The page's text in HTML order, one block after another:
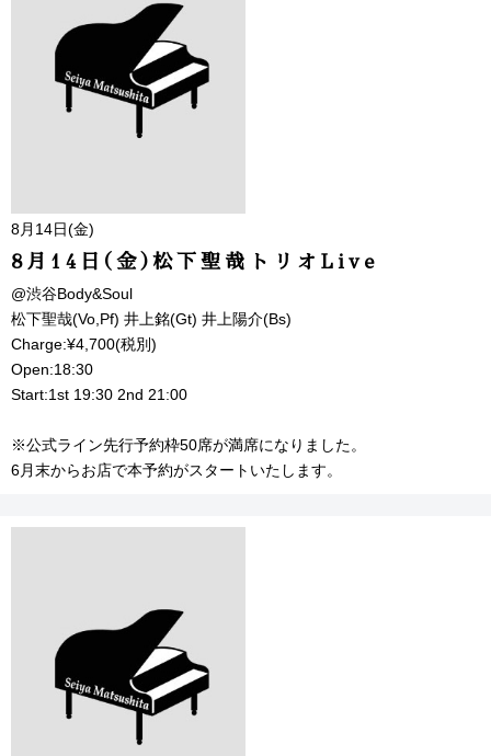
8月14日(金)
8月14日(金)松下聖哉トリオLive
@渋谷Body&Soul
松下聖哉(Vo,Pf) 井上銘(Gt) 井上陽介(Bs)
Charge:¥4,700(税別)
Open:18:30
Start:1st 19:30 2nd 21:00
※公式ライン先行予約枠50席が満席になりました。
6月末からお店で本予約がスタートいたします。